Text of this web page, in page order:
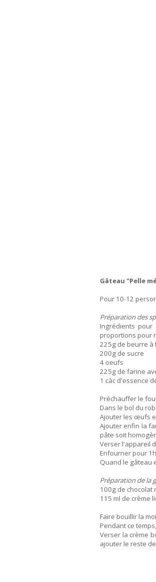
Gâteau "Pelle
Pour 10-12
Préparation des
Ingrédients
proportions pour
225g de beurre à
200g de sucre
4 oeufs
225g de farine
1 càc d'essence
Préchauffer le
Dans le bol du
Ajouter les œufs
Ajouter enfin la
pâte soit
Verser l'appareil
Enfourner pour
Quand le gâteau
Préparation de la
100g de chocolat
115 ml de crème
Faire bouillir la
Pendant ce
Verser la crème
ajouter le reste